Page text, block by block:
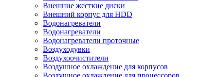
Внешние жесткие диски
Внешний корпус для HDD
Водонагреватели
Водонагреватели
Водонагреватели проточные
Воздуходувки
Воздухоочистители
Воздушное охлаждение для корпусов
Воздушное охлаждение для процессоров